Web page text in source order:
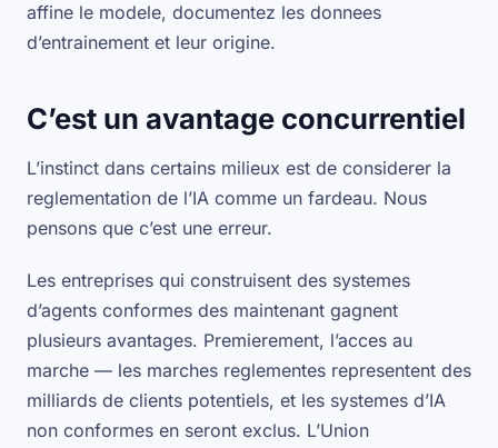
affine le modele, documentez les donnees
d’entrainement et leur origine.
C’est un avantage concurrentiel
L’instinct dans certains milieux est de considerer la
reglementation de l’IA comme un fardeau. Nous
pensons que c’est une erreur.
Les entreprises qui construisent des systemes
d’agents conformes des maintenant gagnent
plusieurs avantages. Premierement, l’acces au
marche — les marches reglementes representent des
milliards de clients potentiels, et les systemes d’IA
non conformes en seront exclus. L’Union